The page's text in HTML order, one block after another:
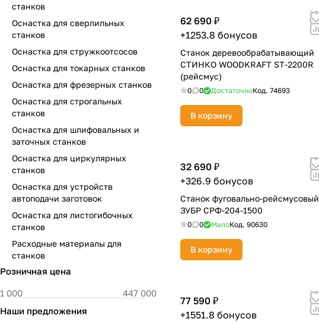
62 690 ₽
+1253.8 бонусов
Станок деревообрабатывающий
СТИНКО WOODKRAFT ST-2200R
(рейсмус)
0 0 ДостаточноКод. 74693
В корзину
32 690 ₽
+326.9 бонусов
Станок фуговально-рейсмусовый
ЗУБР СРФ-204-1500
0 0 МалоКод. 90630
В корзину
77 590 ₽
+1551.8 бонусов
станков
Оснастка для сверлильных
станков
Оснастка для стружкоотсосов
Оснастка для токарных станков
Оснастка для фрезерных станков
Оснастка для строгальных
станков
Оснастка для шлифовальных и
заточных станков
Оснастка для циркулярных
станков
Оснастка для устройств
автоподачи заготовок
Оснастка для листогибочных
станков
Расходные материалы для
станков
Розничная цена
Наши предложения